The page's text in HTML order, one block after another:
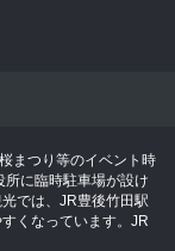
まつり等のイベント時
に臨時駐車場が設け
では、JR豊後竹田駅
くなっています。JR